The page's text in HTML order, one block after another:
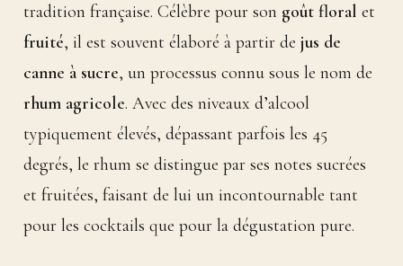
tradition française. Célèbre pour son goût floral et
fruité, il est souvent élaboré à partir de jus de
canne à sucre, un processus connu sous le nom de
rhum agricole. Avec des niveaux d’alcool
typiquement élevés, dépassant parfois les 45
degrés, le rhum se distingue par ses notes sucrées
et fruitées, faisant de lui un incontournable tant
pour les cocktails que pour la dégustation pure.